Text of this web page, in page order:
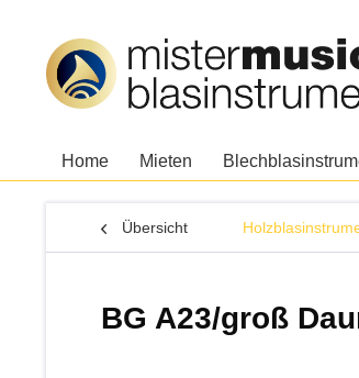
Home Mieten
Übersicht
BG A23/groß